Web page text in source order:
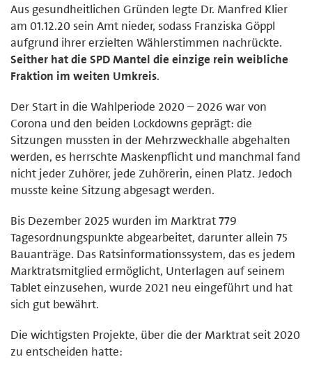
Aus gesundheitlichen Gründen legte Dr. Manfred Klier
am 01.12.20 sein Amt nieder, sodass Franziska Göppl
aufgrund ihrer erzielten Wählerstimmen nachrückte.
Seither hat die SPD Mantel die einzige rein weibliche
Fraktion im weiten Umkreis.
Der Start in die Wahlperiode 2020 – 2026 war von
Corona und den beiden Lockdowns geprägt: die
Sitzungen mussten in der Mehrzweckhalle abgehalten
werden, es herrschte Maskenpflicht und manchmal fand
nicht jeder Zuhörer, jede Zuhörerin, einen Platz. Jedoch
musste keine Sitzung abgesagt werden.
Bis Dezember 2025 wurden im Marktrat 779
Tagesordnungspunkte abgearbeitet, darunter allein 75
Bauanträge. Das Ratsinformationssystem, das es jedem
Marktratsmitglied ermöglicht, Unterlagen auf seinem
Tablet einzusehen, wurde 2021 neu eingeführt und hat
sich gut bewährt.
Die wichtigsten Projekte, über die der Marktrat seit 2020
zu entscheiden hatte: